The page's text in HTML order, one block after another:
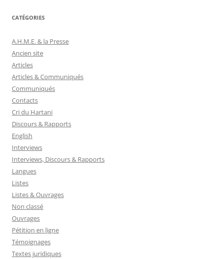
CATÉGORIES
A.H.M.E. & la Presse
Ancien site
Articles
Articles & Communiqués
Communiqués
Contacts
Cri du Hartani
Discours & Rapports
English
Interviews
Interviews, Discours & Rapports
Langues
Listes
Listes & Ouvrages
Non classé
Ouvrages
Pétition en ligne
Témoignages
Textes juridiques